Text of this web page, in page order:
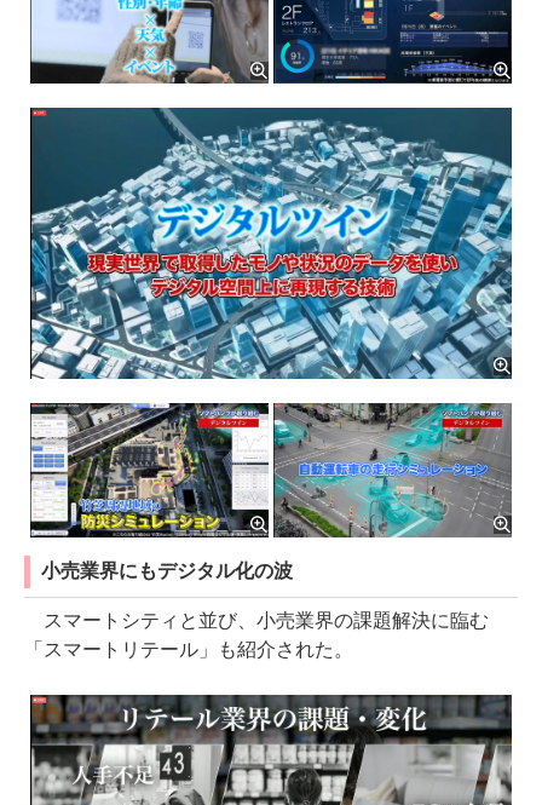
小売業界にもデジタル化の波
スマートシティと並び、小売業界の課題解決に臨む
「スマートリテール」も紹介された。